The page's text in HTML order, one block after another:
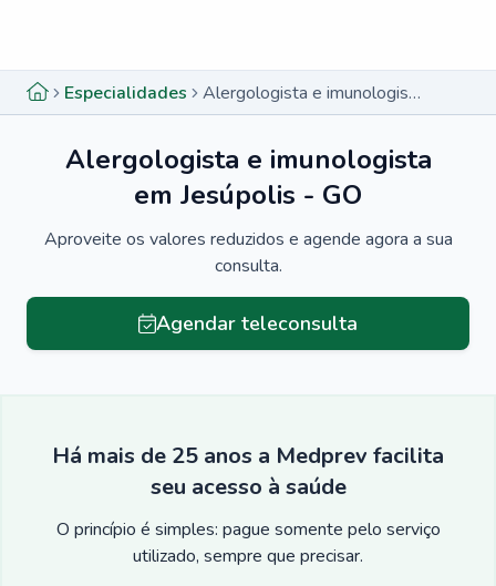
Especialidades Alergologista e imunologista em Jesúpolis - GO
Alergologista e imunologista
em Jesúpolis - GO
Aproveite os valores reduzidos e agende agora a sua
consulta.
Agendar teleconsulta
Há mais de 25 anos a Medprev facilita
seu acesso à saúde
O princípio é simples: pague somente pelo serviço
utilizado, sempre que precisar.